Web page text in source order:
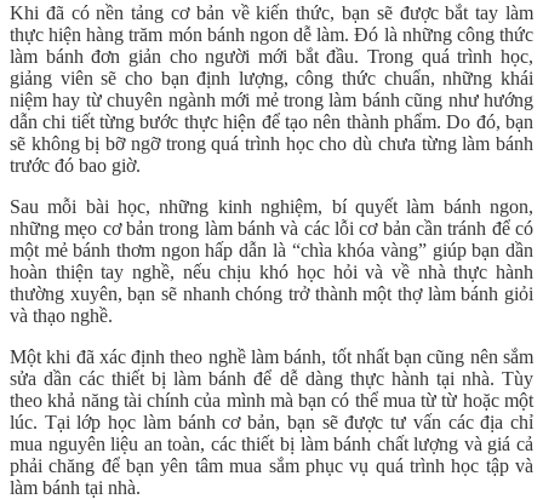
Khi đã có nền tảng cơ bản về kiến thức, bạn sẽ được bắt tay làm
thực hiện hàng trăm món bánh ngon dễ làm. Đó là những công thức
làm bánh đơn giản cho người mới bắt đầu. Trong quá trình học,
giảng viên sẽ cho bạn định lượng, công thức chuẩn, những khái
niệm hay từ chuyên ngành mới mẻ trong làm bánh cũng như hướng
dẫn chi tiết từng bước thực hiện để tạo nên thành phẩm. Do đó, bạn
sẽ không bị bỡ ngỡ trong quá trình học cho dù chưa từng làm bánh
trước đó bao giờ.
Sau mỗi bài học, những kinh nghiệm, bí quyết làm bánh ngon,
những mẹo cơ bản trong làm bánh và các lỗi cơ bản cần tránh để có
một mẻ bánh thơm ngon hấp dẫn là “chìa khóa vàng” giúp bạn dần
hoàn thiện tay nghề, nếu chịu khó học hỏi và về nhà thực hành
thường xuyên, bạn sẽ nhanh chóng trở thành một thợ làm bánh giỏi
và thạo nghề.
Một khi đã xác định theo nghề làm bánh, tốt nhất bạn cũng nên sắm
sửa dần các thiết bị làm bánh để dễ dàng thực hành tại nhà. Tùy
theo khả năng tài chính của mình mà bạn có thể mua từ từ hoặc một
lúc. Tại lớp học làm bánh cơ bản, bạn sẽ được tư vấn các địa chỉ
mua nguyên liệu an toàn, các thiết bị làm bánh chất lượng và giá cả
phải chăng để bạn yên tâm mua sắm phục vụ quá trình học tập và
làm bánh tại nhà.